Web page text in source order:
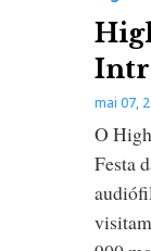
2
0
1
8
mai 07,
O
Festa